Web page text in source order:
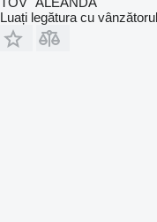
Luați legătura cu vânzătorul